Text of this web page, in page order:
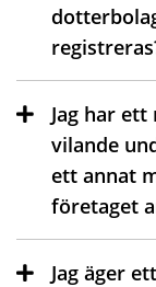
Jag har
vilande
ett annat
företaget
Jag äger